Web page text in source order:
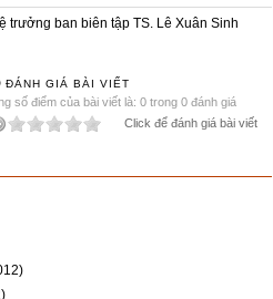
trưởng ban biên tập TS. Lê Xuân Sinh
ĐÁNH GIÁ BÀI VIẾT
số điểm của bài viết là: 0 trong 0 đánh giá
Click để đánh giá bài viết